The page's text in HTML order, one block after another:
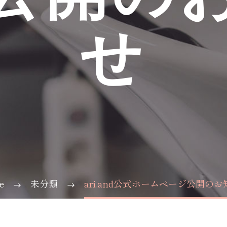
せ
未分類 ari.and公式ホームページ公開のお